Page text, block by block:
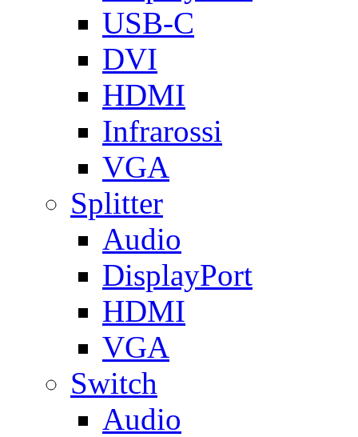
USB-C
DVI
HDMI
Infrarossi
VGA
Splitter
Audio
DisplayPort
HDMI
VGA
Switch
Audio